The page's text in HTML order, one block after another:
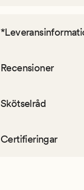
Recensioner
Skötselråd
Certifieringar